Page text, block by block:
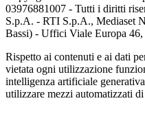
03976881007 - Tutti i diritti
S.p.A. - RTI S.p.A., Mediaset
Bassi) - Uffici Viale Europa
Rispetto ai contenuti e ai dati
vietata ogni utilizzazione
intelligenza artificiale
utilizzare mezzi automatizzati